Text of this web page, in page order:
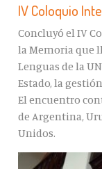
IV Coloquio
Concluyó el IV
la Memoria que
Lenguas de la
Estado, la
El encuentro
de Argentina,
Unidos.